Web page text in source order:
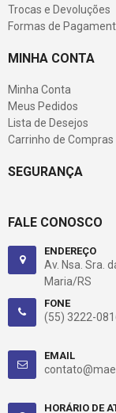
Trocas e Devoluções
Formas de
MINHA CONTA
Minha Conta
Meus Pedidos
Lista de Desejos
Carrinho de Compras
SEGURANÇA
FALE CONOSCO
ENDEREÇO
Av. Nsa. Sra.
Maria/RS
FONE
(55) 3222-
EMAIL
HORÁRIO DE